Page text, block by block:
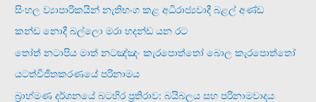
සිංහල ව්‍යාපාරිකයින් නැතිභංග කළ අධිරාජ්‍යවාදී බළල් අණ්ඩ
කන්ඩ නොදී බල්ලො මරා හදන්ඩ යන රට
තෝත් නටාපිය මාත් නටඤ්ඤං කැරපොත්තෝ බොල කැරපොත්තෝ
යටත්විජිතකරණයේ පරිනාමය
බ්‍රාහ්මණ දර්ශනයේ බටහිර ප්‍රතිරාව: බයිබලය සහ පරිනාමවාදය